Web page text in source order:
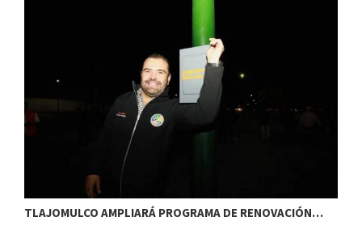
TLAJOMULCO AMPLIARÁ PROGRAMA DE RENOVACIÓN…